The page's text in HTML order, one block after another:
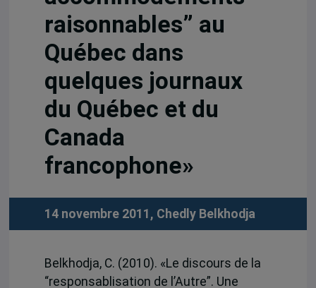
raisonnables” au
Québec dans
quelques journaux
du Québec et du
Canada
francophone»
14 novembre 2011, Chedly Belkhodja
Belkhodja, C. (2010). «Le discours de la
“responsablisation de l’Autre”. Une